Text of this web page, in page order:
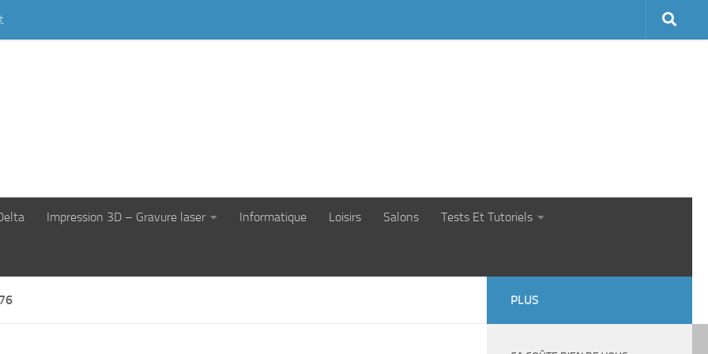
Impression 3D – Gravure laser Informatique Loisirs Salons Tests Et Tutoriels
PLUS